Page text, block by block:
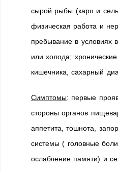
сырой рыбы (карп и
физическая работа и
пребывание в условиях
или холода;
кишечника, сахарный
Симптомы: первые
стороны органов
аппетита, тошнота,
системы ( головные
ослабление памяти) и